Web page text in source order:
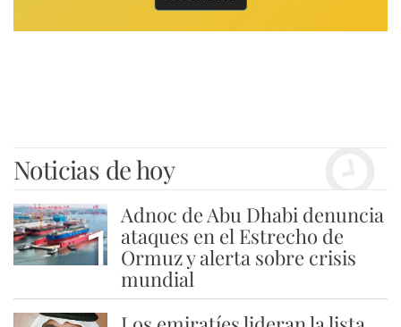
Noticias de hoy
1
Adnoc de Abu Dhabi denuncia
ataques en el Estrecho de
Ormuz y alerta sobre crisis
mundial